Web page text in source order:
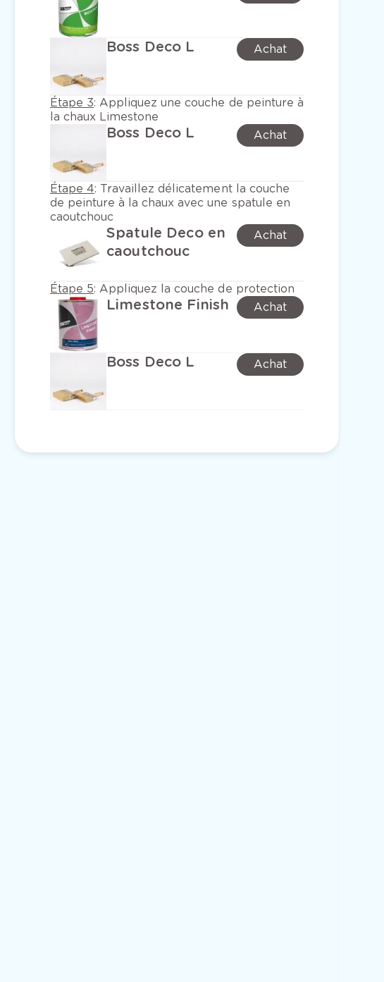
Boss Deco L Achat
Étape 3: Appliquez une couche de peinture à
la chaux Limestone
Boss Deco L Achat
Étape 4: Travaillez délicatement la couche
de peinture à la chaux avec une spatule en
caoutchouc
Spatule Deco en
caoutchouc
Achat
Étape 5: Appliquez la couche de protection
Limestone Finish Achat
Boss Deco L Achat